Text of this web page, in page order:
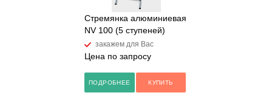
Стремянка алюминиевая
NV 100 (5 ступеней)
закажем для Вас
Цена по запросу
ПОДРОБНЕЕ КУПИТЬ